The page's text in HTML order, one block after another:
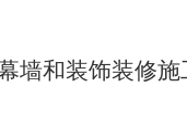
墙和装饰装修